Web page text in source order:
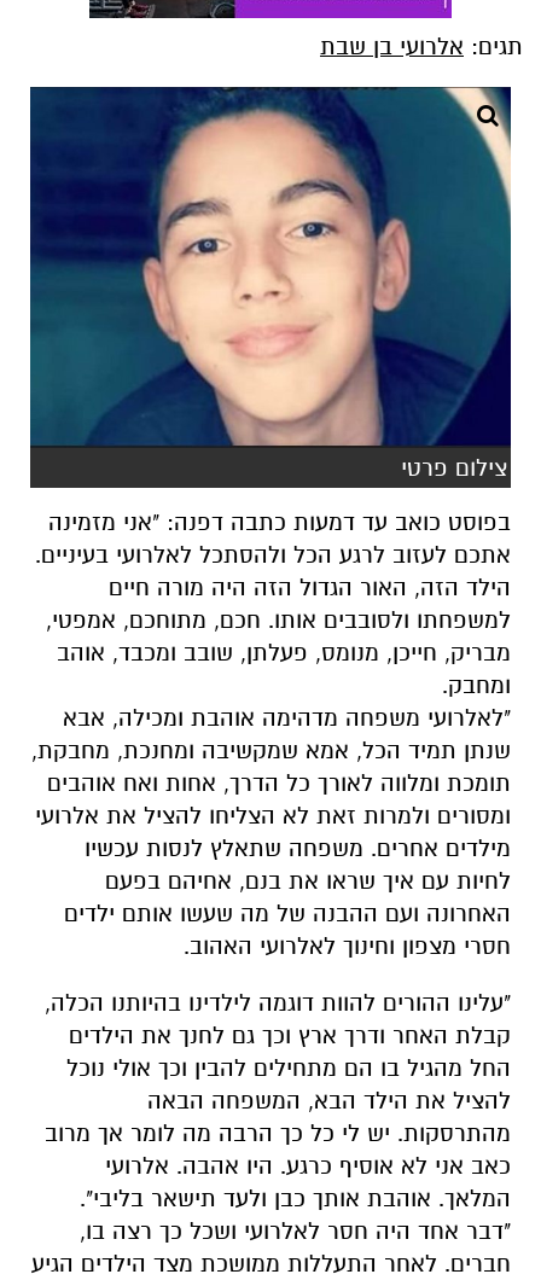
תגים: אלרועי בן שבת
צילום פרטי
בפוסט כואב עד דמעות כתבה דפנה: "אני מזמינה
אתכם לעזוב לרגע הכל ולהסתכל לאלרועי בעיניים.
הילד הזה, האור הגדול הזה היה מורה חיים
למשפחתו ולסובבים אותו. חכם, מתוחכם, אמפטי,
מבריק, חייכן, מנומס, פעלתן, שובב ומכבד, אוהב
ומחבק.
"לאלרועי משפחה מדהימה אוהבת ומכילה, אבא
שנתן תמיד הכל, אמא שמקשיבה ומחנכת, מחבקת,
תומכת ומלווה לאורך כל הדרך, אחות ואח אוהבים
ומסורים ולמרות זאת לא הצליחו להציל את אלרועי
מילדים אחרים. משפחה שתאלץ לנסות עכשיו
לחיות עם איך שראו את בנם, אחיהם בפעם
האחרונה ועם ההבנה של מה שעשו אותם ילדים
חסרי מצפון וחינוך לאלרועי האהוב.
"עלינו ההורים להוות דוגמה לילדינו בהיותנו הכלה,
קבלת האחר ודרך ארץ וכך גם לחנך את הילדים
החל מהגיל בו הם מתחילים להבין וכך אולי נוכל
להציל את הילד הבא, המשפחה הבאה
מהתרסקות. יש לי כל כך הרבה מה לומר אך מרוב
כאב אני לא אוסיף כרגע. היו אהבה. אלרועי
המלאך. אוהבת אותך כבן ולעד תישאר בליבי".
"דבר אחד היה חסר לאלרועי ושכל כך רצה בו,
חברים. לאחר התעללות ממושכת מצד הילדים הגיע